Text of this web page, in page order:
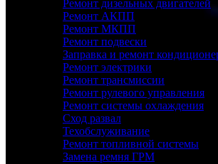
Ремонт дизельных двигателей
Ремонт АКПП
Ремонт МКПП
Ремонт подвески
Заправка и ремонт
Ремонт электрики
Ремонт трансмиссии
Ремонт рулевого управления
Ремонт системы охлаждения
Сход развал
Техобслуживание
Ремонт топливной системы
Замена ремня ГРМ